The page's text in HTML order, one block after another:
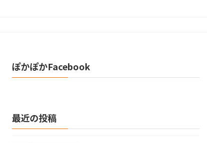
ぽかぽかFacebook
最近の投稿